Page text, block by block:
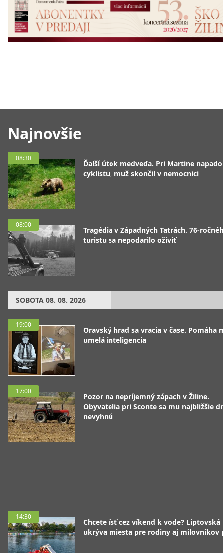
Najnovšie
08:30
Ďalší útok medveďa. Pri Martine
cyklistu, muž skončil v nemocnici
08:00
Tragédia v Západných Tatrách. 76-
turistu sa nepodarilo oživiť
SOBOTA 08. 08. 2026
19:00
Oravský hrad sa vracia v čase. Pomáha
umelá inteligencia
17:00
Pozor na nepríjemný zápach v Žiline.
Obyvatelia pri Sconte sa mu najbližšie
nevyhnú
14:30
Chcete ísť cez víkend k vode? Liptovská
ukrýva miesta pre rodiny aj milovníkov